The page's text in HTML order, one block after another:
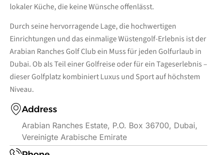
lokaler Küche, die keine Wünsche offenlässt.
Durch seine hervorragende Lage, die hochwertigen
Einrichtungen und das einmalige Wüstengolf-Erlebnis ist der
Arabian Ranches Golf Club ein Muss für jeden Golfurlaub in
Dubai. Ob als Teil einer Golfreise oder für ein Tageserlebnis –
dieser Golfplatz kombiniert Luxus und Sport auf höchstem
Niveau.
Address
Arabian Ranches Estate, P.O. Box 36700, Dubai,
Vereinigte Arabische Emirate